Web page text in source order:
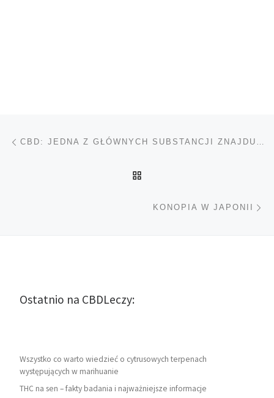
Nawigacja wpisu CBD: JEDNA Z GŁÓWNYCH SUBSTANCJI ZNAJDUJĄCYCH SIĘ W MARIHUANIE MA DZIAŁANIE ANTY-ZAPALNE I ZAPOBIEGA CUKRZYCY
KONOPIA W JAPONII
Ostatnio na CBDLeczy:
Wszystko co warto wiedzieć o cytrusowych terpenach
występujących w marihuanie
THC na sen – fakty badania i najważniejsze informacje